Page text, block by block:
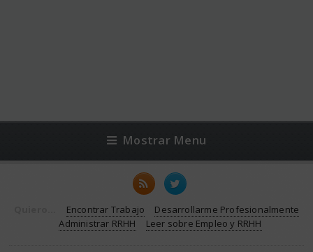
Mostrar Menu
Encontrar Trabajo
Desarrollarme Profesionalmente
Administrar RRHH
Leer sobre Empleo y RRHH